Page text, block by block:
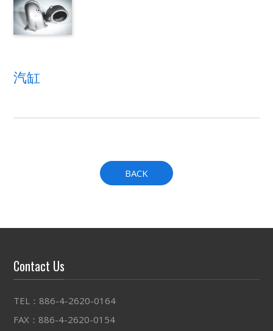
汽缸
BACK
Contact Us
TEL：886-4-2620-0164
FAX：886-4-2620-0154